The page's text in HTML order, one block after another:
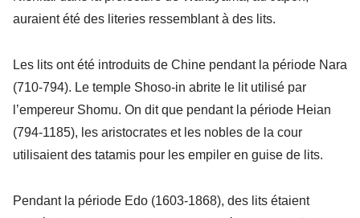
auraient été des literies ressemblant à des lits.
Les lits ont été introduits de Chine pendant la période Nara
(710-794). Le temple Shoso-in abrite le lit utilisé par
l’empereur Shomu. On dit que pendant la période Heian
(794-1185), les aristocrates et les nobles de la cour
utilisaient des tatamis pour les empiler en guise de lits.
Pendant la période Edo (1603-1868), des lits étaient